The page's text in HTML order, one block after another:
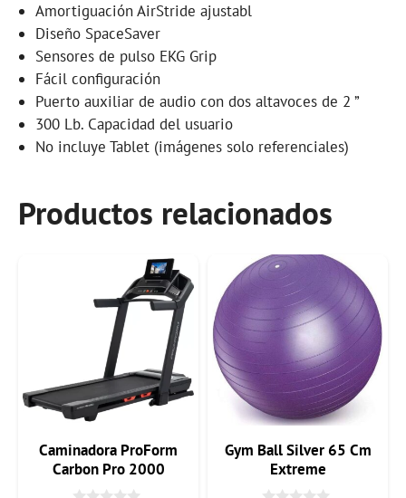
Amortiguación AirStride ajustabl
Diseño SpaceSaver
Sensores de pulso EKG Grip
Fácil configuración
Puerto auxiliar de audio con dos altavoces de 2 ”
300 Lb. Capacidad del usuario
No incluye Tablet (imágenes solo referenciales)
Productos relacionados
Caminadora ProForm
Carbon Pro 2000
Gym Ball Silver 65 Cm
Extreme